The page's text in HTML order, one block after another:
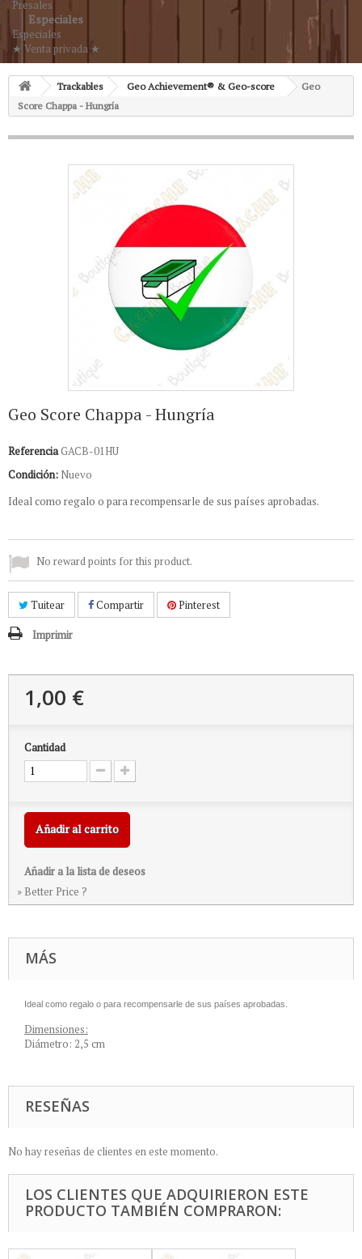
Presales
Especiales
Especiales
★ Venta privada ★
Trackables Geo Achievement® & Geo-score
Geo
Score Chappa - Hungría
Geo Score Chappa - Hungría
ReferenciaGACB-01HU
Condición: Nuevo
Ideal como regalo o para recompensarle de sus países aprobadas.
No reward points for this product.
Tuitear Compartir Pinterest
Imprimir
1,00 €
Cantidad
Añadir al carrito
Añadir a la lista de deseos
» Better Price ?
MÁS
Ideal como regalo o para recompensarle de sus países aprobadas
Dimensiones:
Diámetro: 2,5 cm
RESEÑAS
No hay reseñas de clientes en este momento.
LOS CLIENTES QUE ADQUIRIERON ESTE
PRODUCTO TAMBIÉN COMPRARON: